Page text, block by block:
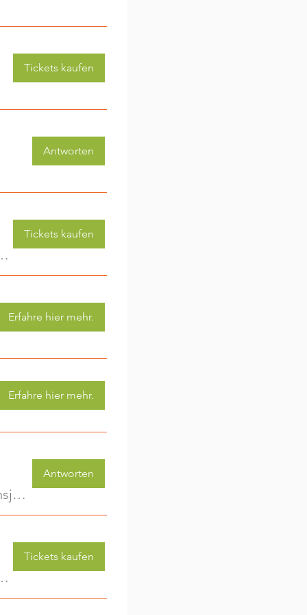
Tickets kaufen
Antworten
Woche eine neue Aktivität (2)
Tickets kaufen
Erfahre hier mehr.
Erfahre hier mehr.
KinderwagenRunde - Gemeinsam unterwegs im ersten Lebensjahr
Antworten
Woche eine neue Aktivität (2)
Tickets kaufen